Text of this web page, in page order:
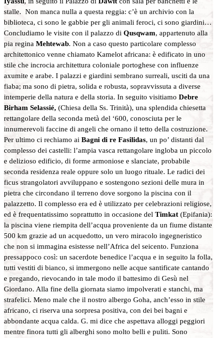
stalle. Non manca nulla a questa reggia: c’è un archivio con la
biblioteca, ci sono le gabbie per gli animali feroci, ci sono giardini…
Concludiamo le visite con il palazzo di Qusqwam, appartenuto alla
pia regina Mehtewab. Non a caso questo particolare complesso
architettonico venne chiamato Kamelot africana: è edificato in uno
stile che incrocia architettura coloniale portoghese con influenze
axumite e arabe. I palazzi e giardini sembrano surreali, usciti da una
fiaba; ma sono di pietra, solida e robusta, sopravvissuta a diverse
intemperie della natura e della storia. In seguito visitiamo Debre
Birham Selassié, (Chiesa della Ss. Trinità), una splendida chiesetta
rettangolare della seconda metà del ‘600, conosciuta per le
innumerevoli faccine di angeli che ornano il tetto della costruzione.
Per ultimo ci rechiamo ai Bagni di re Fasilidas, un po’ distanti dal
complesso dei castelli: l’ampia vasca rettangolare ingloba un piccolo
e delizioso edificio, di forme armoniose e slanciate, probabile
seconda residenza reale oppure solo un luogo rituale. Le radici dei
ficus strangolatori avviluppano e sostengono sezioni delle mura in
pietra che circondano il terreno dove sorgono la piscina con il
palazzetto. Il complesso era ed è utilizzato per celebrazioni religiose,
ed è frequentatissimo soprattutto in occasione del Timkat (Epifania):
la piscina viene riempita dell’acqua proveniente da un fiume distante
500 km grazie ad un acquedotto, un vero miracolo ingegneristico
che non si immagina esistesse nell’Africa del seicento. Funziona
pressappoco così: un sacerdote benedice l’acqua e in seguito la folla,
tutti vestiti di bianco, si immergono nelle acque santificate cantando
e pregando, rievocando in tale modo il battesimo di Gesù nel
Giordano. Alla fine della giornata siamo impolverati e stanchi, ma
strafelici. Meno male che il nostro albergo Goha, anch’esso in stile
africano, ci riserva una sorpresa positiva, con dei bei bagni e
abbondante acqua calda. G. mi dice che aspettava alloggi peggiori
mentre finora tutti gli alberghi sono molto belli e puliti. Sono